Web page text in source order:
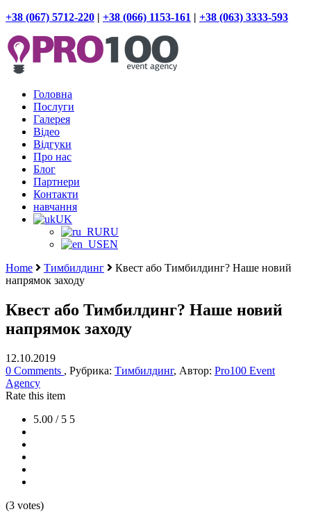
+38 (067) 5712-220 | +38 (066) 1153-161 | +38 (063) 3333-593
Головна
Послуги
Галерея
Відео
Відгуки
Про нас
Блог
Партнери
Контакти
навчання
UK
RU
EN
Home
Тимбилдинг
Квест або Тимбилдинг? Наше новий
напрямок заходу
Квест або Тимбилдинг? Наше новий
напрямок заходу
12.10.2019
0 Comments , Рубрика: Тимбилдинг, Автор: Pro100 Event
Agency
Rate this item
5.00 / 5 5
(3 votes)